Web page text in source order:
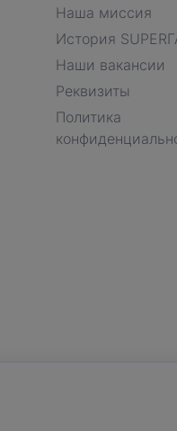
Наша миссия
История
Наши вакансии
Реквизиты
Политика